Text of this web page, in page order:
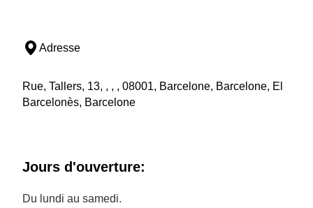
Adresse
Rue, Tallers, 13, , , , 08001, Barcelone, Barcelone, El
Barcelonès, Barcelone
Jours d'ouverture:
Du lundi au samedi.